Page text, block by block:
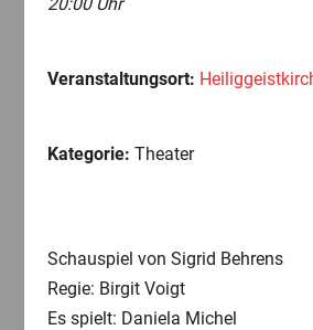
Veranstaltungsort:
Kategorie: Theater
Schauspiel von Sigrid Behrens
Regie: Birgit Voigt
Es spielt: Daniela Michel